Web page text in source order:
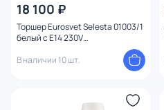
18 100 ₽
Торшер Eurosvet Selesta 01003/1
белый с E14 230V
В наличии 10 шт.